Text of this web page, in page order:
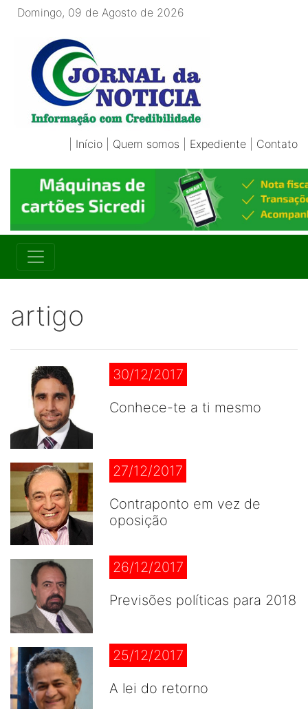
Domingo, 09 de Agosto de 2026
Início Quem somos Expediente Contato
artigo
30/12/2017
Conhece-te a ti mesmo
27/12/2017
Contraponto em vez de
oposição
26/12/2017
Previsões políticas para 2018
25/12/2017
A lei do retorno